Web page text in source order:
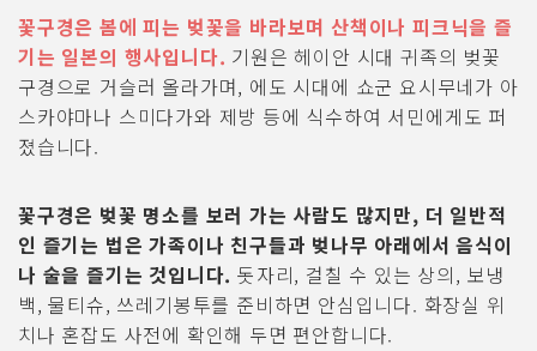
꽃구경은 봄에 피는 벚꽃을 바라보며 산책이나 피크닉을 즐
기는 일본의 행사입니다. 기원은 헤이안 시대 귀족의 벚꽃
구경으로 거슬러 올라가며, 에도 시대에 쇼군 요시무네가 아
스카야마나 스미다가와 제방 등에 식수하여 서민에게도 퍼
졌습니다.
꽃구경은 벚꽃 명소를 보러 가는 사람도 많지만, 더 일반적
인 즐기는 법은 가족이나 친구들과 벚나무 아래에서 음식이
나 술을 즐기는 것입니다. 돗자리, 걸칠 수 있는 상의, 보냉
백, 물티슈, 쓰레기봉투를 준비하면 안심입니다. 화장실 위
치나 혼잡도 사전에 확인해 두면 편안합니다.